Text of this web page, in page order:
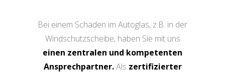
Bei einem Schaden im Autoglas, z.B. in der
Windschutzscheibe, haben Sie mit uns
einen zentralen und kompetenten
Ansprechpartner.Als zertifizierter